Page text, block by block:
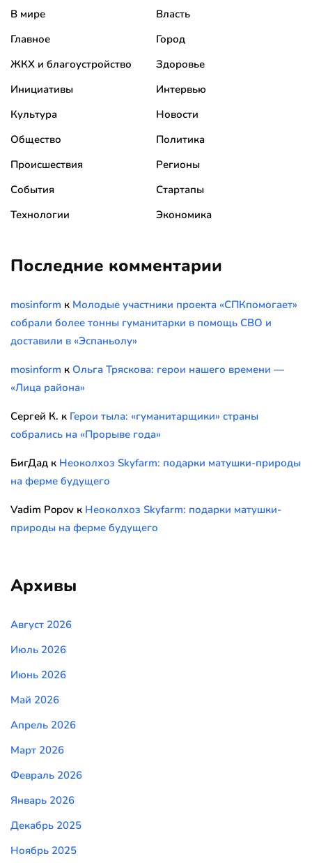
В мире
Власть
Главное
Город
ЖКХ и благоустройство
Здоровье
Инициативы
Интервью
Культура
Новости
Общество
Политика
Происшествия
Регионы
События
Стартапы
Технологии
Экономика
Последние комментарии
mosinform к Молодые участники проекта «СПКпомогает»
собрали более тонны гуманитарки в помощь СВО и
доставили в «Эспаньолу»
mosinform к Ольга Тряскова: герои нашего времени —
«Лица района»
Сергей К. к Герои тыла: «гуманитарщики» страны
собрались на «Прорыве года»
БигДад к Неоколхоз Skyfarm: подарки матушки-природы
на ферме будущего
Vadim Popov к Неоколхоз Skyfarm: подарки матушки-
природы на ферме будущего
Архивы
Август 2026
Июль 2026
Июнь 2026
Май 2026
Апрель 2026
Март 2026
Февраль 2026
Январь 2026
Декабрь 2025
Ноябрь 2025